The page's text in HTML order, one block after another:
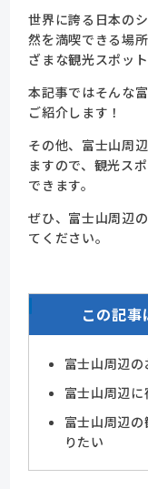
世界に誇る日本の
然を満喫できる場
ざまな観光スポット
本記事ではそんな
ご紹介します！
その他、富士山周
ますので、観光ス
できます。
ぜひ、富士山周辺
てください。
この記
富士山周辺
富士山周辺に
富士山周辺
りたい